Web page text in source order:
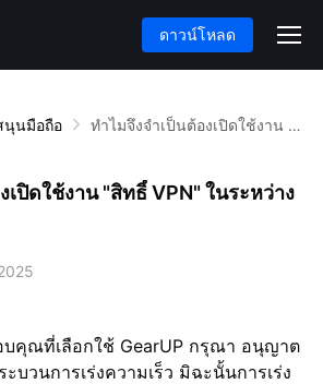
ดาวน์โหลด
นุนมือถือ ทำไมจึงจำเป็นต้องเปิดใช้งาน "สิทธิ์ VPN" ในระหว่างการบูสต์?
เปิดใช้งาน "สิทธิ์ VPN" ในระหว่าง
คุณที่เลือกใช้ GearUP กรุณา อนุญาต
ะบวนการเร่งความเร็ว มิฉะนั้นการเร่ง